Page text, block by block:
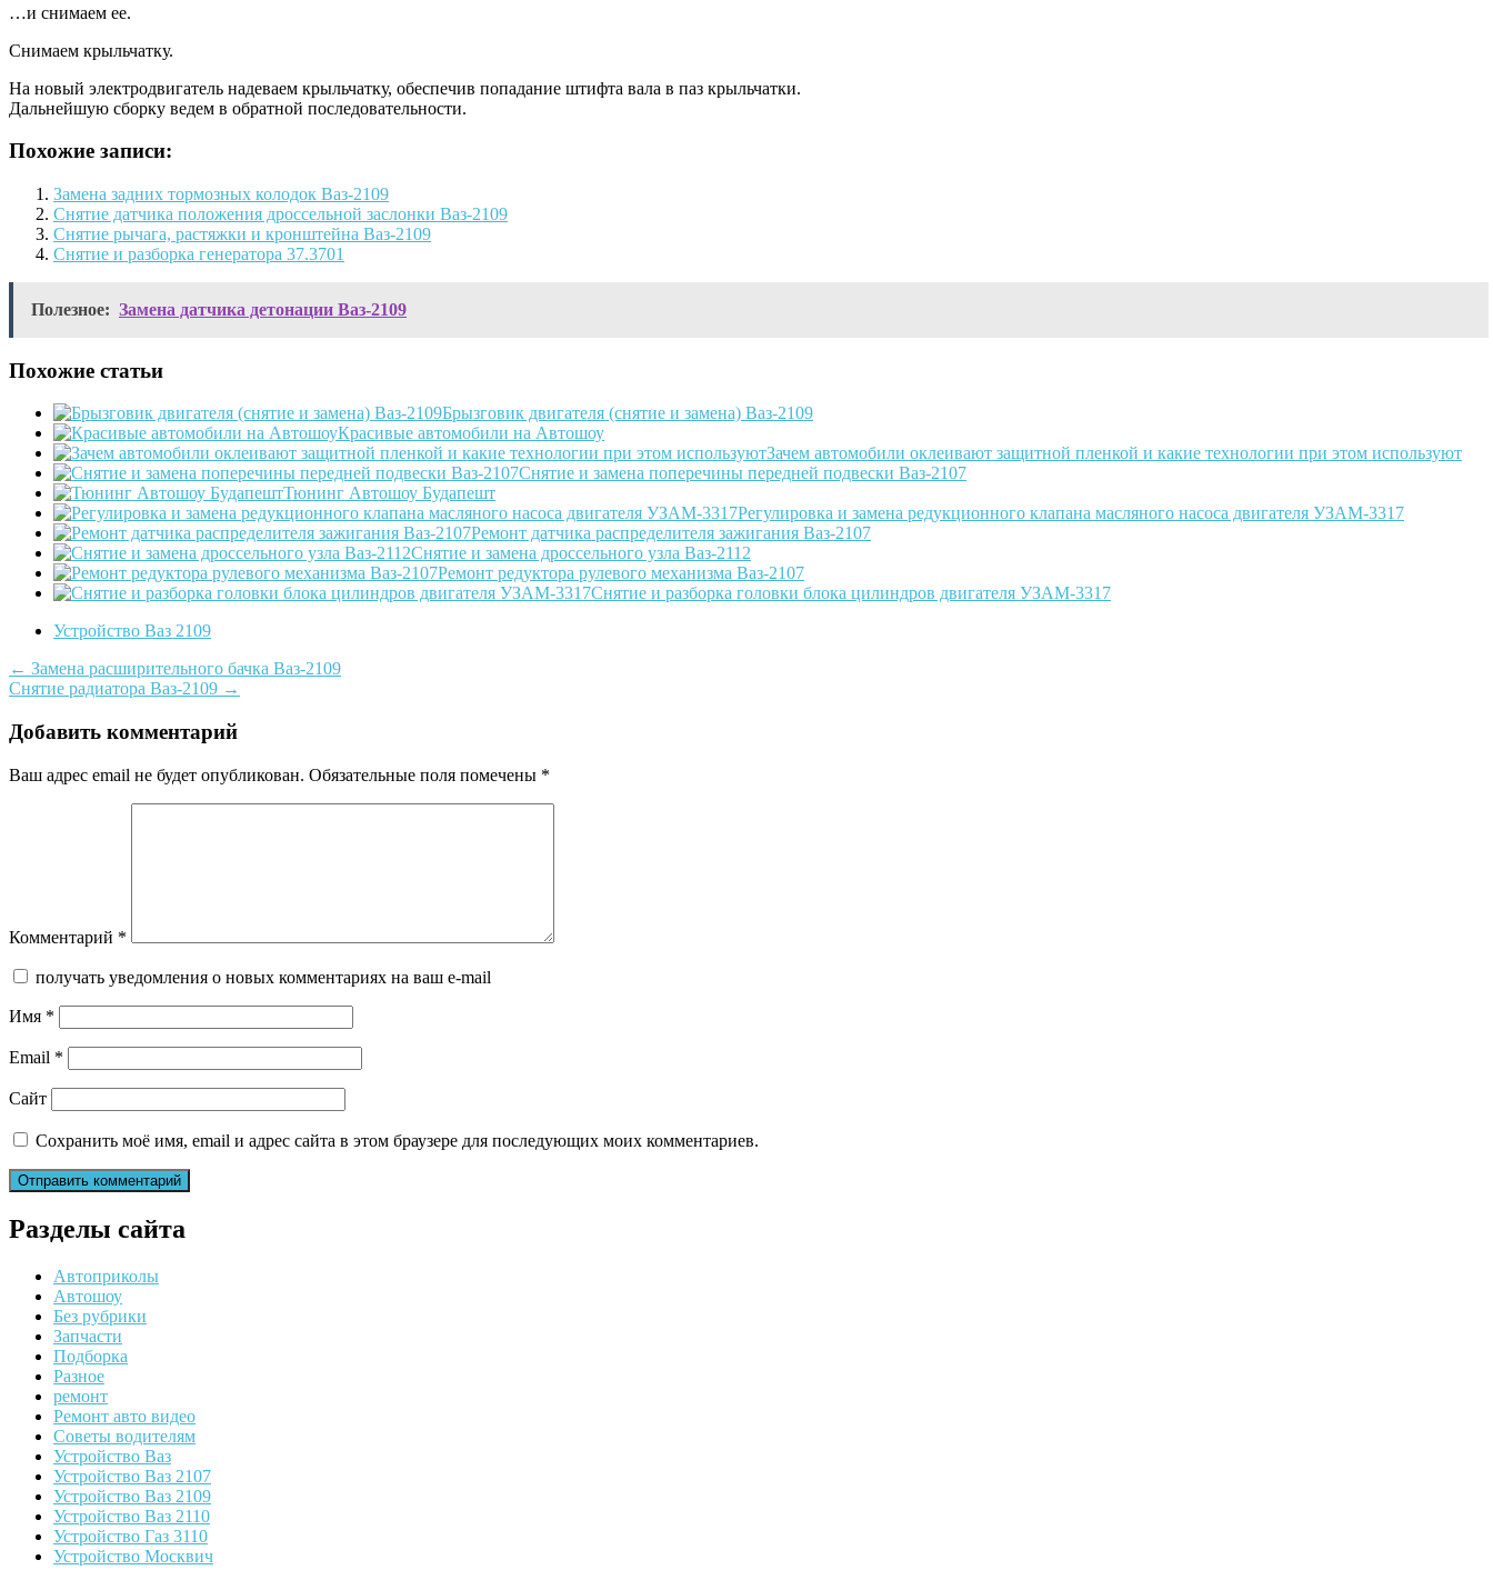
…и снимаем ее.
Cнимаем крыльчатку.
На новый электродвигатель надеваем крыльчатку, обеспечив попадание штифта вала в паз крыльчатки.
Дальнейшую сборку ведем в обратной последовательности.
Похожие записи:
Замена задних тормозных колодок Ваз-2109
Снятие датчика положения дроссельной заслонки Ваз-2109
Снятие рычага, растяжки и кронштейна Ваз-2109
Снятие и разборка генератора 37.3701
Полезное: Замена датчика детонации Ваз-2109
Похожие статьи
Брызговик двигателя (снятие и замена) Ваз-2109
Красивые автомобили на Автошоу
Зачем автомобили оклеивают защитной пленкой и какие технологии при этом используют
Снятие и замена поперечины передней подвески Ваз-2107
Тюнинг Автошоу Будапешт
Регулировка и замена редукционного клапана масляного насоса двигателя УЗАМ-3317
Ремонт датчика распределителя зажигания Ваз-2107
Снятие и замена дроссельного узла Ваз-2112
Ремонт редуктора рулевого механизма Ваз-2107
Снятие и разборка головки блока цилиндров двигателя УЗАМ-3317
Устройство Ваз 2109
Post
navigation
← Замена расширительного бачка Ваз-2109
Снятие радиатора Ваз-2109 →
Добавить комментарий
Ваш адрес email не будет опубликован. Обязательные поля помечены *
Комментарий *
получать уведомления о новых комментариях на ваш e-mail
Имя *
Email *
Сайт
Сохранить моё имя, email и адрес сайта в этом браузере для последующих моих комментариев.
Разделы сайта
Автоприколы
Автошоу
Без рубрики
Запчасти
Подборка
Разное
ремонт
Ремонт авто видео
Советы водителям
Устройство Ваз
Устройство Ваз 2107
Устройство Ваз 2109
Устройство Ваз 2110
Устройство Газ 3110
Устройство Москвич